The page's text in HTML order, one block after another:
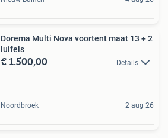
Dorema Multi Nova voortent maat 13 + 2
luifels
€ 1.500,00 Details
Noordbroek 2 aug 26